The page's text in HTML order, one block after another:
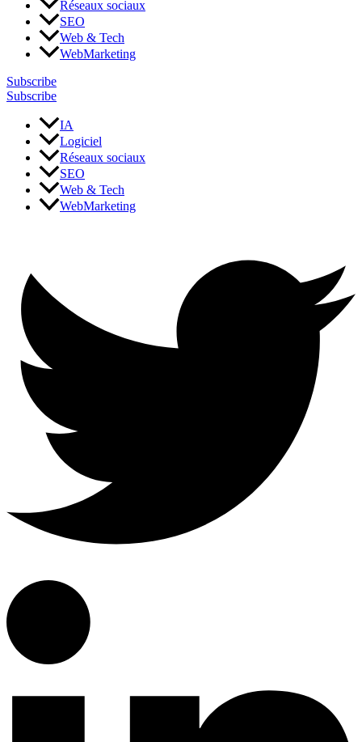
Réseaux sociaux
SEO
Web & Tech
WebMarketing
Subscribe
Subscribe
IA
Logiciel
Réseaux sociaux
SEO
Web & Tech
WebMarketing